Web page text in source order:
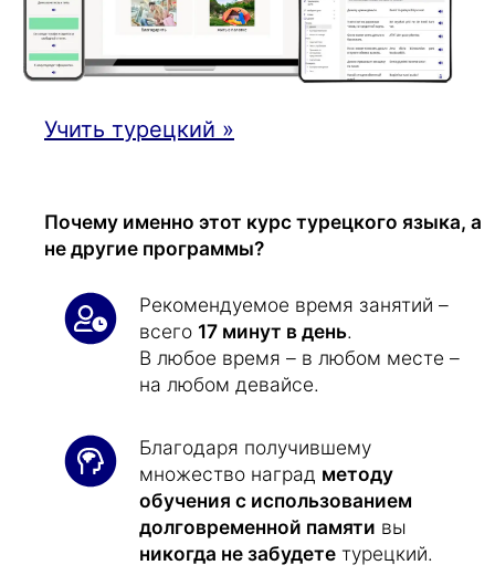
Учить турецкий »
Почему именно этот курс турецкого языка, а
не другие программы?
Рекомендуемое время занятий –
всего 17 минут в день.
В любое время – в любом месте –
на любом девайсе.
Благодаря получившему
множество наград методу
обучения с использованием
долговременной памяти вы
никогда не забудете турецкий.